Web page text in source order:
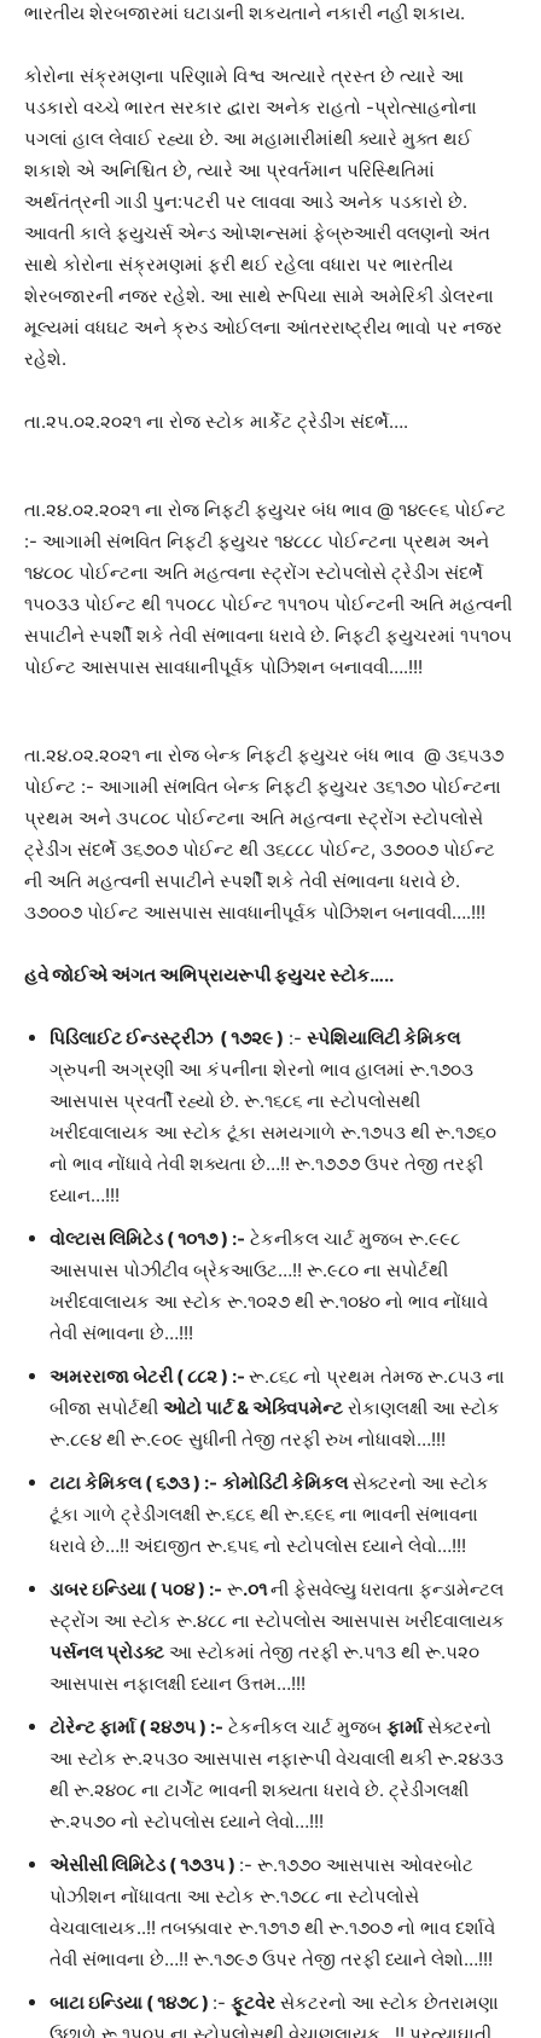
ભારતીય શેરબજારમાં ઘટાડાની શકયતાને નકારી નહીં શકાય.
કોરોના સંક્રમણના પરિણામે વિશ્વ અત્યારે ત્રસ્ત છે ત્યારે આ
પડકારો વચ્ચે ભારત સરકાર દ્વારા અનેક રાહતો -પ્રોત્સાહનોના
પગલાં હાલ લેવાઈ રહ્યા છે. આ મહામારીમાંથી ક્યારે મુક્ત થઈ
શકાશે એ અનિશ્ચિત છે, ત્યારે આ પ્રવર્તમાન પરિસ્થિતિમાં
અર્થતંત્રની ગાડી પુન:પટરી પર લાવવા આડે અનેક પડકારો છે.
આવતી કાલે ફયુચર્સ એન્ડ ઓપ્શન્સમાં ફેબ્રુઆરી વલણનો અંત
સાથે કોરોના સંક્રમણમાં ફરી થઈ રહેલા વધારા પર ભારતીય
શેરબજારની નજર રહેશે. આ સાથે રૂપિયા સામે અમેરિકી ડોલરના
મૂલ્યમાં વધઘટ અને ક્રુડ ઓઈલના આંતરરાષ્ટ્રીય ભાવો પર નજર
રહેશે.
તા.૨૫.૦૨.૨૦૨૧ ના રોજ સ્ટોક માર્કેટ ટ્રેડીંગ સંદર્ભે….
તા.૨૪.૦૨.૨૦૨૧ ના રોજ નિફટી ફ્યુચર બંધ ભાવ @ ૧૪૯૯૬ પોઈન્ટ
:- આગામી સંભવિત નિફ્ટી ફ્યુચર ૧૪૮૮૮ પોઈન્ટના પ્રથમ અને
૧૪૮૦૮ પોઈન્ટના અતિ મહત્વના સ્ટ્રોંગ સ્ટોપલોસે ટ્રેડીંગ સંદર્ભે
૧૫૦૩૩ પોઈન્ટ થી ૧૫૦૮૮ પોઈન્ટ ૧૫૧૦૫ પોઈન્ટની અતિ મહત્વની
સપાટીને સ્પર્શી શકે તેવી સંભાવના ધરાવે છે. નિફ્ટી ફ્યુચરમાં ૧૫૧૦૫
પોઈન્ટ આસપાસ સાવધાનીપૂર્વક પોઝિશન બનાવવી….!!!
તા.૨૪.૦૨.૨૦૨૧ ના રોજ બેન્ક નિફ્ટી ફ્યુચર બંધ ભાવ @ ૩૬૫૩૭
પોઈન્ટ :- આગામી સંભવિત બેન્ક નિફ્ટી ફ્યુચર ૩૬૧૭૦ પોઈન્ટના
પ્રથમ અને ૩૫૮૦૮ પોઈન્ટના અતિ મહત્વના સ્ટ્રોંગ સ્ટોપલોસે
ટ્રેડીંગ સંદર્ભે ૩૬૭૦૭ પોઈન્ટ થી ૩૬૮૮૮ પોઈન્ટ, ૩૭૦૦૭ પોઈન્ટ
ની અતિ મહત્વની સપાટીને સ્પર્શી શકે તેવી સંભાવના ધરાવે છે.
૩૭૦૦૭ પોઈન્ટ આસપાસ સાવધાનીપૂર્વક પોઝિશન બનાવવી….!!!
હવે જોઈએ અંગત અભિપ્રાયરૂપી ફ્યુચર સ્ટોક…..
પિડિલાઈટ ઈન્ડસ્ટ્રીઝ ( ૧૭૨૯) :- સ્પેશિયાલિટી કેમિકલ
ગ્રુપની અગ્રણી આ કંપનીના શેરનો ભાવ હાલમાં રૂ.૧૭૦૩
આસપાસ પ્રવર્તી રહ્યો છે. રૂ.૧૬૮૬ ના સ્ટોપલોસથી
ખરીદવાલાયક આ સ્ટોક ટૂંકા સમયગાળે રૂ.૧૭૫૩ થી રૂ.૧૭૬૦
નો ભાવ નોંધાવે તેવી શક્યતા છે…!! રૂ.૧૭૭૭ ઉપર તેજી તરફી
ધ્યાન…!!!
વોલ્ટાસ લિમિટેડ(૧૦૧૭) :- ટેકનીકલ ચાર્ટ મુજબ રૂ.૯૯૮
આસપાસ પોઝીટીવ બ્રેકઆઉટ…!! રૂ.૯૮૦ ના સપોર્ટથી
ખરીદવાલાયક આ સ્ટોક રૂ.૧૦૨૭ થી રૂ.૧૦૪૦ નો ભાવ નોંધાવે
તેવી સંભાવના છે…!!!
અમરરાજા બેટરી(૮૮૨) :- રૂ.૮૬૮ નો પ્રથમ તેમજ રૂ.૮૫૩ ના
બીજા સપોર્ટથી ઓટો પાર્ટ & એક્વિપમેન્ટ રોકાણલક્ષી આ સ્ટોક
રૂ.૮૯૪ થી રૂ.૯૦૯ સુધીની તેજી તરફી રુખ નોધાવશે…!!!
ટાટા કેમિકલ(૬૭૩) :- કોમોડિટી કેમિકલસેક્ટરનો આ સ્ટોક
ટૂંકા ગાળે ટ્રેડીંગલક્ષી રૂ.૬૮૬ થી રૂ.૬૯૬ ના ભાવની સંભાવના
ધરાવે છે…!! અંદાજીત રૂ.૬૫૬ નો સ્ટોપલોસ ધ્યાને લેવો…!!!
ડાબર ઇન્ડિયા ( ૫૦૪) :- રૂ.૦૧ની ફેસવેલ્યુ ધરાવતા ફન્ડામેન્ટલ
સ્ટ્રોંગ આ સ્ટોક રૂ.૪૮૮ ના સ્ટોપલોસ આસપાસ ખરીદવાલાયક
પર્સનલ પ્રોડક્ટ આ સ્ટોકમાં તેજી તરફી રૂ.૫૧૩ થી રૂ.૫૨૦
આસપાસ નફાલક્ષી ધ્યાન ઉત્તમ…!!!
ટોરેન્ટ ફાર્મા ( ૨૪૭૫) :- ટેકનીકલ ચાર્ટ મુજબ ફાર્માસેક્ટરનો
આ સ્ટોક રૂ.૨૫૩૦ આસપાસ નફારૂપી વેચવાલી થકી રૂ.૨૪૩૩
થી રૂ.૨૪૦૮ ના ટાર્ગેટ ભાવની શક્યતા ધરાવે છે. ટ્રેડીંગલક્ષી
રૂ.૨૫૭૦ નો સ્ટોપલોસ ધ્યાને લેવો…!!!
એસીસી લિમિટેડ(૧૭૩૫) :- રૂ.૧૭૭૦ આસપાસ ઓવરબોટ
પોઝીશન નોંધાવતા આ સ્ટોક રૂ.૧૭૮૮ ના સ્ટોપલોસે
વેચવાલાયક..!! તબક્કાવાર રૂ.૧૭૧૭ થી રૂ.૧૭૦૭ નો ભાવ દર્શાવે
તેવી સંભાવના છે…!! રૂ.૧૭૯૭ ઉપર તેજી તરફી ધ્યાને લેશો…!!!
બાટા ઇન્ડિયા (૧૪૭૮) :- ફૂટવેર સેકટરનો આ સ્ટોક છેતરામણા